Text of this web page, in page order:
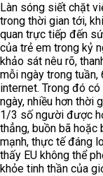
Làn sóng siết chặt
trong thời gian tới,
quan trực tiếp đến
của trẻ em trong kỷ
khảo sát nêu rõ,
mỗi ngày trong
internet. Trong đó
ngày, nhiều hơn thời
1/3 số người được
thẳng, buồn bã hoặc
mạnh, thực tế đáng
thấy EU không thể
khỏe tinh thần của